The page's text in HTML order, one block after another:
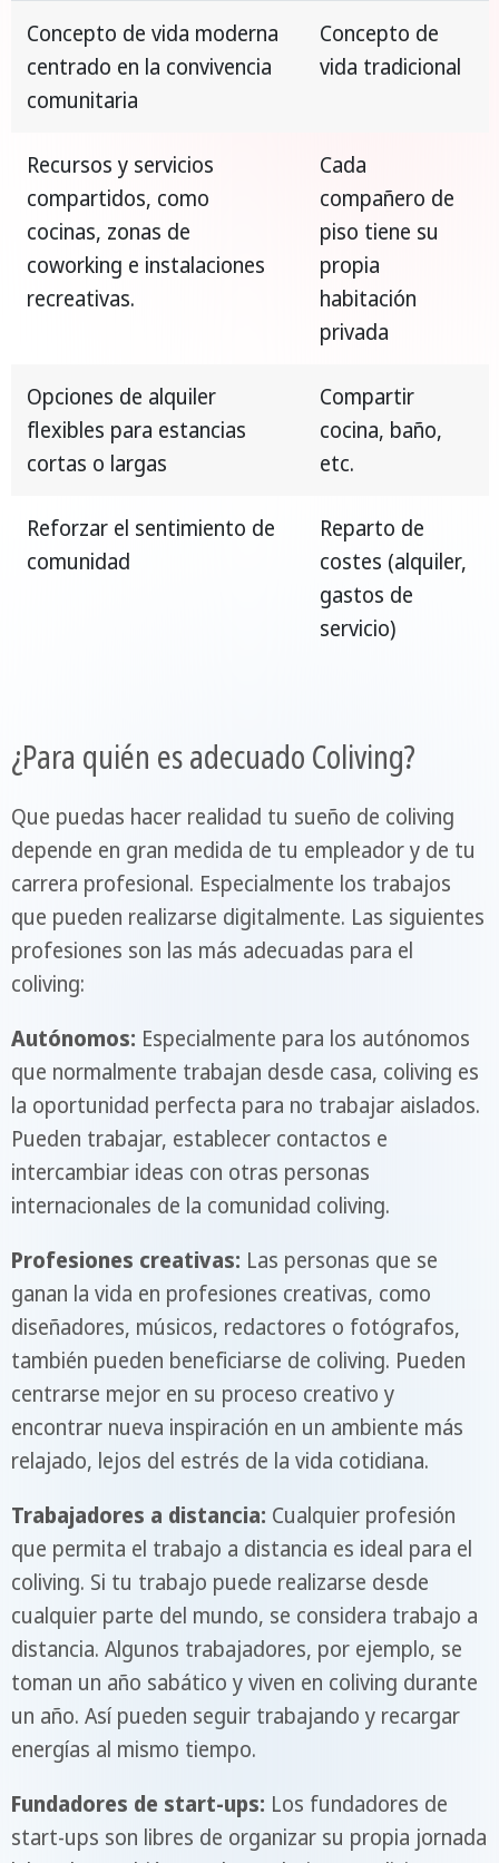
Concepto de vida moderna
centrado en la convivencia
comunitaria
Concepto de
vida tradicional
Recursos y servicios
compartidos, como
cocinas, zonas de
coworking e instalaciones
recreativas.
Cada
compañero de
piso tiene su
propia
habitación
privada
Opciones de alquiler
flexibles para estancias
cortas o largas
Compartir
cocina, baño,
etc.
Reforzar el sentimiento de
comunidad
Reparto de
costes (alquiler,
gastos de
servicio)
¿Para quién es adecuado Coliving?
Que puedas hacer realidad tu sueño de coliving
depende en gran medida de tu empleador y de tu
carrera profesional. Especialmente los trabajos
que pueden realizarse digitalmente. Las siguientes
profesiones son las más adecuadas para el
coliving:
Autónomos: Especialmente para los autónomos
que normalmente trabajan desde casa, coliving es
la oportunidad perfecta para no trabajar aislados.
Pueden trabajar, establecer contactos e
intercambiar ideas con otras personas
internacionales de la comunidad coliving.
Profesiones creativas: Las personas que se
ganan la vida en profesiones creativas, como
diseñadores, músicos, redactores o fotógrafos,
también pueden beneficiarse de coliving. Pueden
centrarse mejor en su proceso creativo y
encontrar nueva inspiración en un ambiente más
relajado, lejos del estrés de la vida cotidiana.
Trabajadores a distancia: Cualquier profesión
que permita el trabajo a distancia es ideal para el
coliving. Si tu trabajo puede realizarse desde
cualquier parte del mundo, se considera trabajo a
distancia. Algunos trabajadores, por ejemplo, se
toman un año sabático y viven en coliving durante
un año. Así pueden seguir trabajando y recargar
energías al mismo tiempo.
Fundadores de start-ups: Los fundadores de
start-ups son libres de organizar su propia jornada